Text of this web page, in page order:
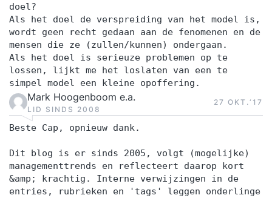
doel?
Als het doel de verspreiding van het model is,
wordt geen recht gedaan aan de fenomenen en de
mensen die ze (zullen/kunnen) ondergaan.
Als het doel is serieuze problemen op te
lossen, lijkt me het loslaten van een te
simpel model een kleine opoffering.
Mark Hoogenboom e.a.
LID SINDS 2008
27 OKT.‘17
Beste Cap, opnieuw dank.
Dit blog is er sinds 2005, volgt (mogelijke)
managementtrends en reflecteert daarop kort
&amp; krachtig. Interne verwijzingen in de
entries, rubrieken en 'tags' leggen onderlinge